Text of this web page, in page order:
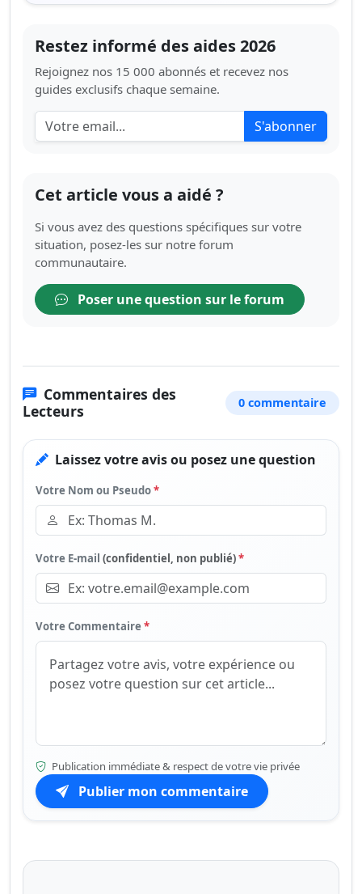
Restez informé des aides 2026
Rejoignez nos 15 000 abonnés et recevez nos
guides exclusifs chaque semaine.
S'abonner
Cet article vous a aidé ?
Si vous avez des questions spécifiques sur votre
situation, posez-les sur notre forum
communautaire.
Poser une question sur le forum
Commentaires des
Lecteurs
0 commentaire
Laissez votre avis ou posez une question
Votre Nom ou Pseudo*
Votre E-mail (confidentiel, non publié)*
Votre Commentaire *
Publication immédiate & respect de votre vie privée
Publier mon commentaire